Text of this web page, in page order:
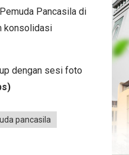
Pancasila di
konsolidasi
dengan sesi foto
pancasila